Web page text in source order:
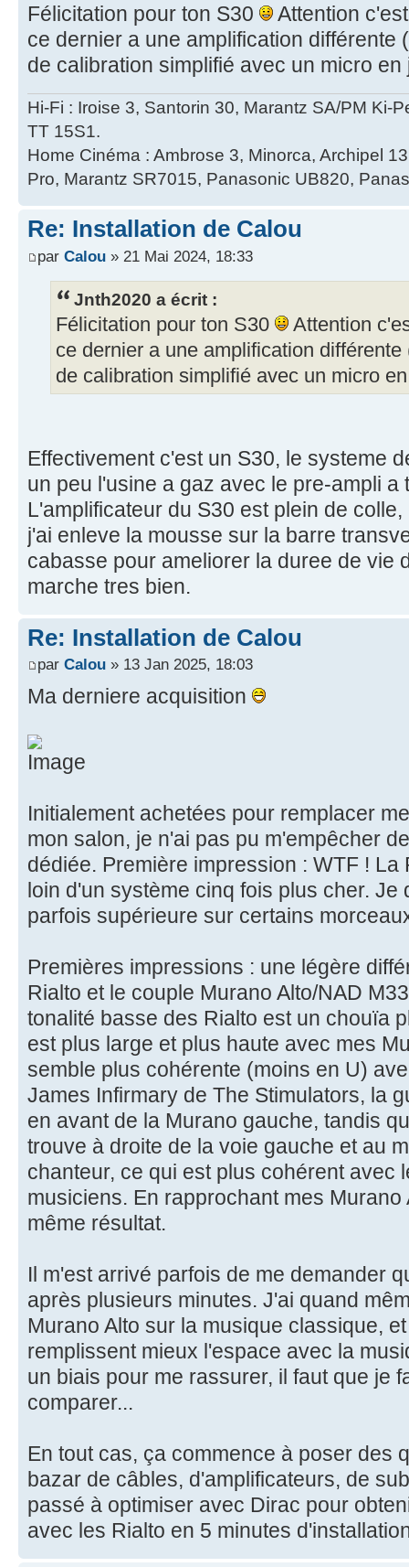
Félicitation pour ton S30
Attention
ce dernier a une amplification différente
de calibration simplifié avec un micro
Hi-Fi : Iroise 3, Santorin 30, Marantz SA/PM Ki-
TT 15S1.
Home Cinéma : Ambrose 3, Minorca, Archipel
Pro, Marantz SR7015, Panasonic UB820,
Re: Installation de Calou
par Calou » 21 Mai 2024, 18:33
Jnth2020 a écrit :
Félicitation pour ton S30
Attention
ce dernier a une amplification
de calibration simplifié avec un micro
Effectivement c'est un S30, le systeme
un peu l'usine a gaz avec le pre-ampli a
L'amplificateur du S30 est plein de
j'ai enleve la mousse sur la barre
cabasse pour ameliorer la duree de vie
marche tres bien.
Re: Installation de Calou
par Calou » 13 Jan 2025, 18:03
Ma derniere acquisition
Initialement achetées pour remplacer
mon salon, je n'ai pas pu m'empêcher
dédiée. Première impression : WTF !
loin d'un système cinq fois plus cher. Je
parfois supérieure sur certains
Premières impressions : une légère
Rialto et le couple Murano Alto/NAD
tonalité basse des Rialto est un chouïa
est plus large et plus haute avec mes
semble plus cohérente (moins en U)
James Infirmary de The Stimulators, la
en avant de la Murano gauche, tandis
trouve à droite de la voie gauche et au
chanteur, ce qui est plus cohérent avec
musiciens. En rapprochant mes
même résultat.
Il m'est arrivé parfois de me demander
après plusieurs minutes. J'ai quand
Murano Alto sur la musique classique,
remplissent mieux l'espace avec la
un biais pour me rassurer, il faut que je
comparer...
En tout cas, ça commence à poser des
bazar de câbles, d'amplificateurs, de
passé à optimiser avec Dirac pour
avec les Rialto en 5 minutes